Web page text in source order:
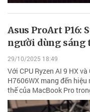
Asus ProArt P16:
người dùng sáng
29/10/2025 18:49
Với CPU Ryzen AI 9 HX
H7606WX mang đến
thế của MacBook Pro